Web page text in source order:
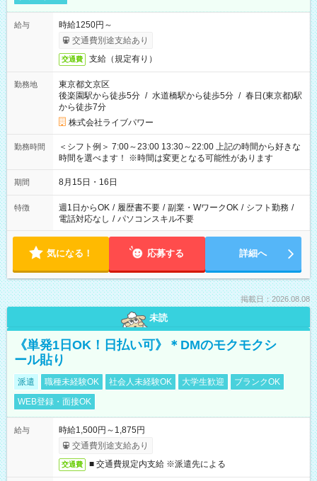
給与
時給1250円～
交通費別途支給あり
交通費 支給（規定有り）
勤務地
東京都文京区
後楽園駅から徒歩5分 / 水道橋駅から徒歩5分 / 春日(東京都)駅
から徒歩7分
株式会社ライブパワー
勤務時間
＜シフト例＞ 7:00～23:00 13:30～22:00 上記の時間から好きな
時間を選べます！ ※時間は変更となる可能性があります
期間 8月15日・16日
特徴 週1日からOK / 履歴書不要 / 副業・WワークOK / シフト勤務 /
電話対応なし / パソコンスキル不要
気になる！ 応募する 詳細へ
掲載日：2026.08.08
未読
《単発1日OK！日払い可》＊DMのモクモクシ
ール貼り
派遣 職種未経験OK 社会人未経験OK 大学生歓迎
ブランクOK
WEB登録・面接OK
給与
時給1,500円～1,875円
交通費別途支給あり
交通費 ■ 交通費規定内支給 ※派遣先による